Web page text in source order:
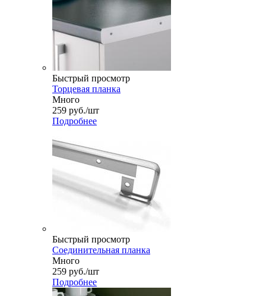
Быстрый просмотр
Торцевая планка
Много
259 руб./шт
Подробнее
Быстрый просмотр
Соединительная планка
Много
259 руб./шт
Подробнее